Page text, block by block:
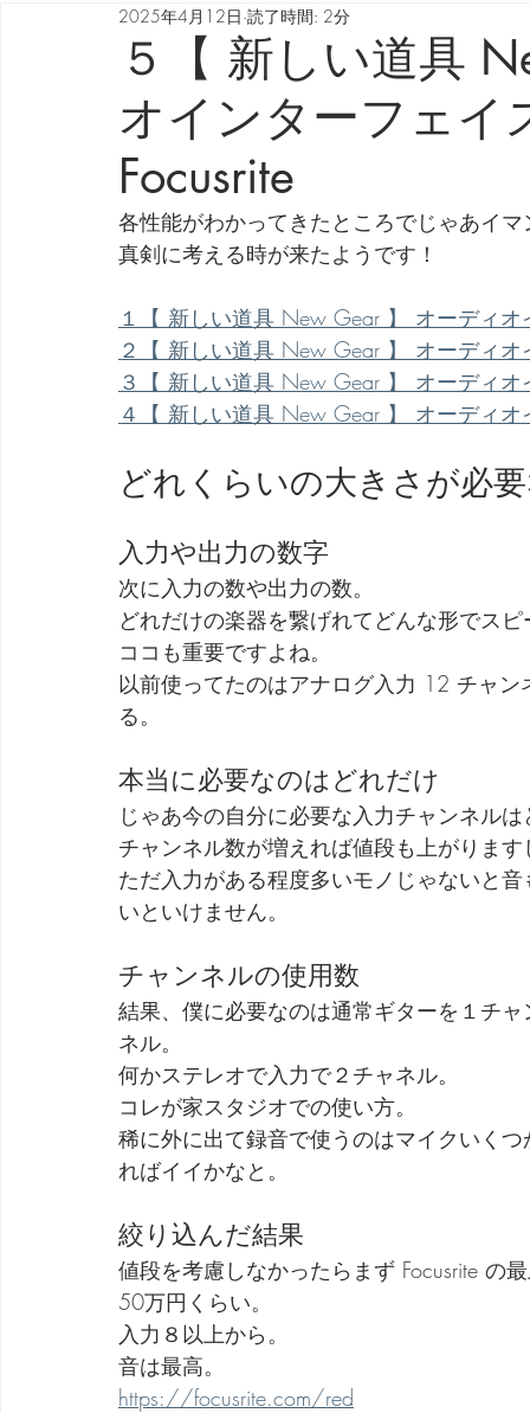
弦交換の記録 DTM 始める 知っておきたいコト
Imanjy Studio 使われているモノ 食べんじーの美味
劇団 Avan 劇伴が出来るまでを追ったドキュメンタリー
５【 新しい道具
オインターフェ
Focusrite
2025年4月12日 読了時間: 2分
各性能がわかってきたところでじゃあイ
真剣に考える時が来たようです！
１【 新しい道具 New Gear 】 オーディ
２【 新しい道具 New Gear 】 オーディ
３【 新しい道具 New Gear 】 オーディ
４【 新しい道具 New Gear 】 オーディ
どれくらいの大きさが必
入力や出力の数字
次に入力の数や出力の数。
どれだけの楽器を繋げれてどんな形でス
ココも重要ですよね。
以前使ってたのはアナログ入力 12 チャ
る。
本当に必要なのはどれだけ
じゃあ今の自分に必要な入力チャンネル
チャンネル数が増えれば値段も上がりま
ただ入力がある程度多いモノじゃないと
いといけません。
チャンネルの使用数
結果、僕に必要なのは通常ギターを１チ
ネル。
何かステレオで入力で２チャネル。
コレが家スタジオでの使い方。
稀に外に出て録音で使うのはマイクいく
ればイイかなと。
絞り込んだ結果
値段を考慮しなかったらまず Focusrite の
50万円くらい。
入力８以上から。
音は最高。
https://focusrite.com/red